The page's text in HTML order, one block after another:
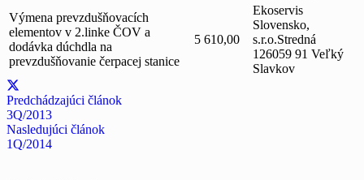
Výmena prevzdušňovacích
elementov v 2.linke ČOV a
dodávka dúchdla na
prevzdušňovanie čerpacej stanice
5 610,00
Ekoservis
Slovensko,
s.r.o.Stredná
126059 91 Veľký
Slavkov
Predchádzajúci článok
3Q/2013
Nasledujúci článok
1Q/2014